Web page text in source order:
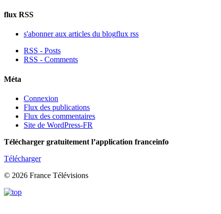
flux RSS
s'abonner aux articles du blogflux rss
RSS - Posts
RSS - Comments
Méta
Connexion
Flux des publications
Flux des commentaires
Site de WordPress-FR
Télécharger gratuitement l’application franceinfo
Télécharger
© 2026 France Télévisions